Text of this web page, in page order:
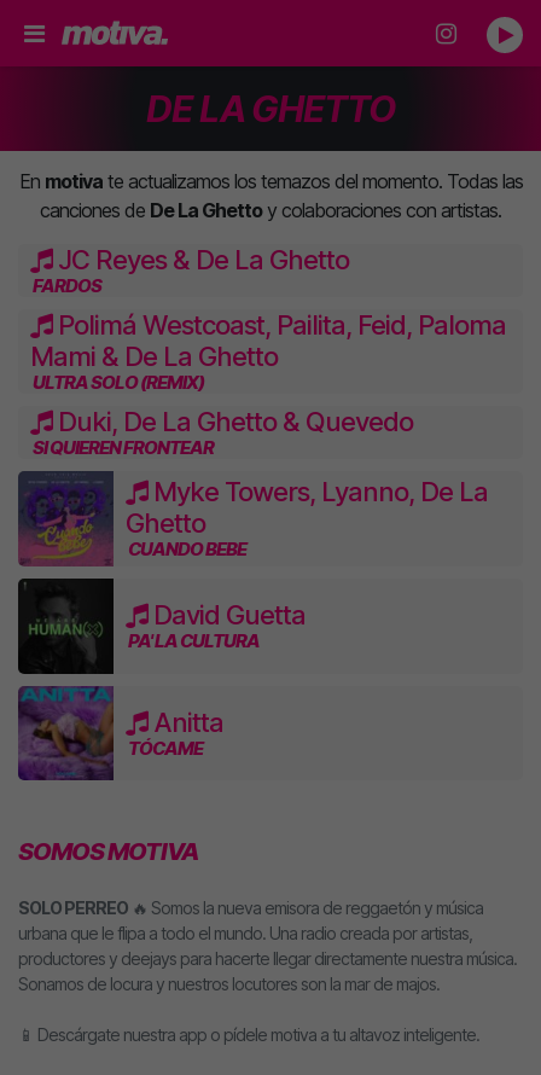
DE LA GHETTO
En motivate actualizamos los temazos del momento. Todas las
canciones de De La Ghettoy colaboraciones con artistas.
JC Reyes & De La Ghetto
FARDOS
Polimá Westcoast, Pailita, Feid, Paloma
Mami & De La Ghetto
ULTRA SOLO (REMIX)
Duki, De La Ghetto & Quevedo
SI QUIEREN FRONTEAR
Myke Towers, Lyanno, De La
Ghetto
CUANDO BEBE
David Guetta
PA' LA CULTURA
Anitta
TÓCAME
SOMOS MOTIVA
SOLO PERREO 🔥 Somos la nueva emisora de reggaetón y música
urbana que le flipa a todo el mundo. Una radio creada por artistas,
productores y deejays para hacerte llegar directamente nuestra música.
Sonamos de locura y nuestros locutores son la mar de majos.
📱 Descárgate nuestra app o pídele motiva a tu altavoz inteligente.